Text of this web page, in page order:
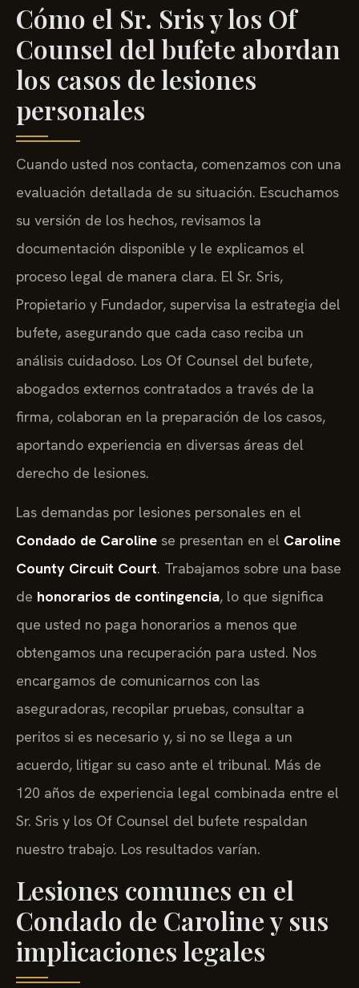
Cómo el Sr. Sris y los Of
Counsel del bufete abordan
los casos de lesiones
personales
Cuando usted nos contacta, comenzamos con una
evaluación detallada de su situación. Escuchamos
su versión de los hechos, revisamos la
documentación disponible y le explicamos el
proceso legal de manera clara. El Sr. Sris,
Propietario y Fundador, supervisa la estrategia del
bufete, asegurando que cada caso reciba un
análisis cuidadoso. Los Of Counsel del bufete,
abogados externos contratados a través de la
firma, colaboran en la preparación de los casos,
aportando experiencia en diversas áreas del
derecho de lesiones.
Las demandas por lesiones personales en el
Condado de Caroline se presentan en el Caroline
County Circuit Court. Trabajamos sobre una base
de honorarios de contingencia, lo que significa
que usted no paga honorarios a menos que
obtengamos una recuperación para usted. Nos
encargamos de comunicarnos con las
aseguradoras, recopilar pruebas, consultar a
peritos si es necesario y, si no se llega a un
acuerdo, litigar su caso ante el tribunal. Más de
120 años de experiencia legal combinada entre el
Sr. Sris y los Of Counsel del bufete respaldan
nuestro trabajo. Los resultados varían.
Lesiones comunes en el
Condado de Caroline y sus
implicaciones legales